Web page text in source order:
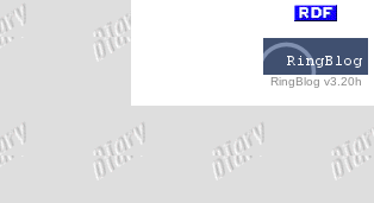
RingBlog v3.20h